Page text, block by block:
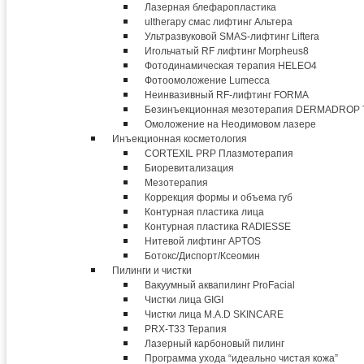
Лазерная блефаропластика
ultherapy смас лифтинг Альтера
Ультразвуковой SMAS-лифтинг Liftera
Игольчатый RF лифтинг Morpheus8
Фотодинамическая терапия HELEO4
Фотоомоложение Lumecca
Неинвазивный RF-лифтинг FORMA
Безинъекционная мезотерапия
Омоложение на Неодимовом лазере
Инъекционная косметология
CORTEXIL PRP Плазмотерапия
Биоревитализация
Мезотерапия
Коррекция формы и объема губ
Контурная пластика лица
Контурная пластика RADIESSE
Нитевой лифтинг APTOS
Ботокс/Диспорт/Ксеомин
Пилинги и чистки
Вакуумный аквапилинг ProFacial
Чистки лица GIGI
Чистки лица M.A.D SKINCARE
PRX-T33 Терапия
Лазерный карбоновый пилинг
Программа ухода “идеально чистая кожа”